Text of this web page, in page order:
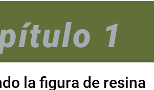
1
la figura de resina